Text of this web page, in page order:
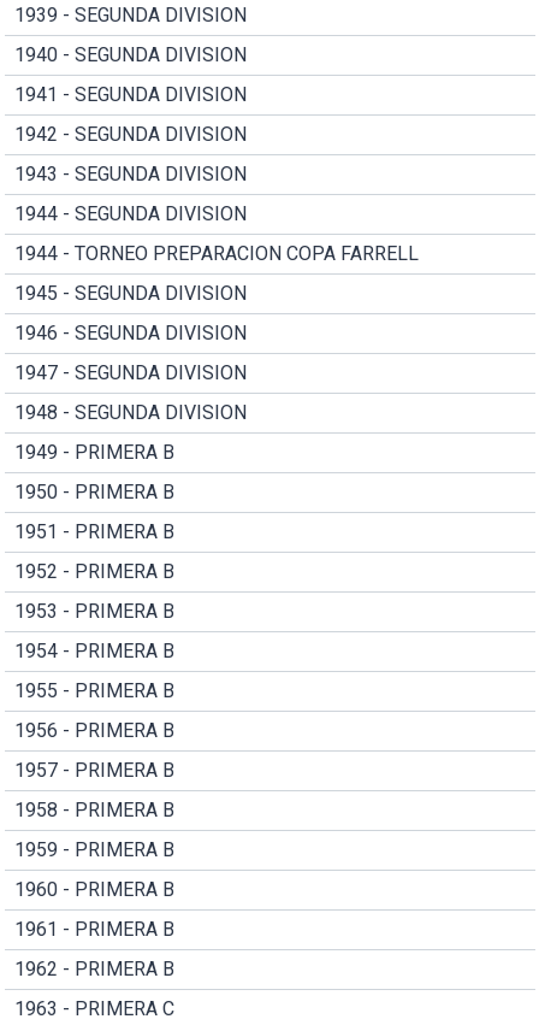
1939 - SEGUNDA DIVISION
1940 - SEGUNDA DIVISION
1941 - SEGUNDA DIVISION
1942 - SEGUNDA DIVISION
1943 - SEGUNDA DIVISION
1944 - SEGUNDA DIVISION
1944 - TORNEO PREPARACION COPA FARRELL
1945 - SEGUNDA DIVISION
1946 - SEGUNDA DIVISION
1947 - SEGUNDA DIVISION
1948 - SEGUNDA DIVISION
1949 - PRIMERA B
1950 - PRIMERA B
1951 - PRIMERA B
1952 - PRIMERA B
1953 - PRIMERA B
1954 - PRIMERA B
1955 - PRIMERA B
1956 - PRIMERA B
1957 - PRIMERA B
1958 - PRIMERA B
1959 - PRIMERA B
1960 - PRIMERA B
1961 - PRIMERA B
1962 - PRIMERA B
1963 - PRIMERA C